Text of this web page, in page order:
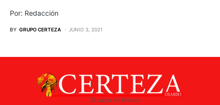
Por: Redacción
BY GRUPO CERTEZA JUNIO 3, 2021